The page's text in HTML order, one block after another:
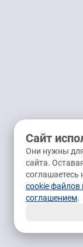
Сайт
Они нужны
сайта.
соглашаетесь
cookie файлов
соглашением.